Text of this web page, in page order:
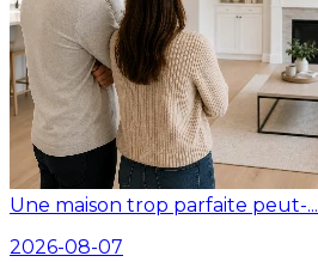
Une maison trop parfaite peut-...
2026-08-07